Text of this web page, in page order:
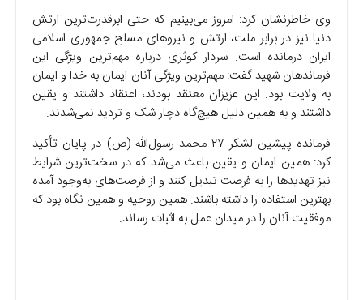
وی خاطرنشان کرد: امروز می‌بینیم که حتی ابرقدرت‌ترین ارتش
دنیا نیز در برابر ملت، ارتش و نیرو‌های مسلح جمهوری اسلامی
ایران درمانده است. سردار کوثری درباره مهم‌ترین ویژگی این
فرماندهان شهید گفت: مهم‌ترین ویژگی آنان ایمان به خدا و ایمان
به ولایت بود. این عزیزان معتقد بودند، اعتقاد داشتند و یقین
داشتند و به همین دلیل هیچ‌گاه دچار شک و تردید نمی‌شدند.
فرمانده پیشین لشکر ۲۷ محمد رسول‌الله (ص) در پایان تأکید
کرد: همین ایمان و یقین باعث می‌شد که در سخت‌ترین شرایط
نیز تهدید‌ها را به فرصت تبدیل کنند و از فرصت‌های به‌وجود آمده
بهترین استفاده را داشته باشند. همین روحیه و همین نگاه بود که
موفقیت آنان را در میدان عمل به اثبات رساند.